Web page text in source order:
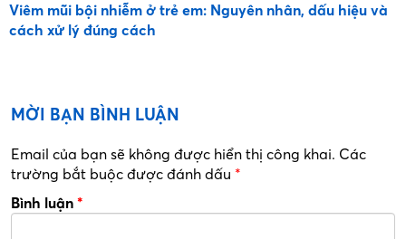
Viêm mũi bội nhiễm ở trẻ em: Nguyên nhân, dấu hiệu và
cách xử lý đúng cách
MỜI BẠN BÌNH LUẬN
Email của bạn sẽ không được hiển thị công khai. Các
trường bắt buộc được đánh dấu *
Bình luận *